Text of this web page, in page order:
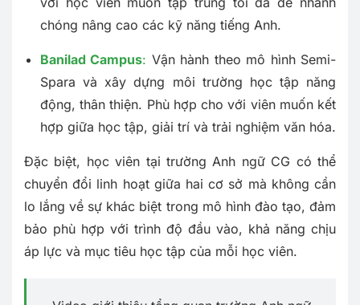
chóng nâng cao các kỹ năng tiếng Anh.
Banilad Campus: Vận hành theo mô hình Semi-
Spara và xây dựng môi trường học tập năng
động, thân thiện. Phù hợp cho với viên muốn kết
hợp giữa học tập, giải trí và trải nghiệm văn hóa.
Đặc biệt, học viên tại trường Anh ngữ CG có thể
chuyển đổi linh hoạt giữa hai cơ sở mà không cần
lo lắng về sự khác biệt trong mô hình đào tạo, đảm
bảo phù hợp với trình độ đầu vào, khả năng chịu
áp lực và mục tiêu học tập của mỗi học viên.